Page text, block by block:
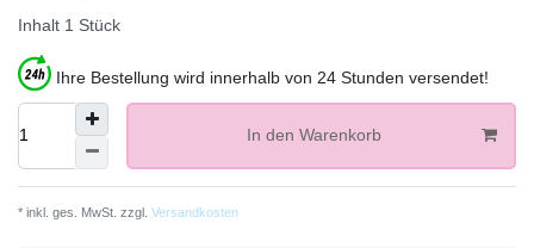
Inhalt 1 Stück
Ihre Bestellung wird innerhalb von 24 Stunden versendet!
In den Warenkorb
* inkl. ges. MwSt. zzgl. Versandkosten